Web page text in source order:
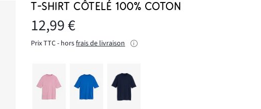
T-SHIRT CÔTELÉ 100% COTON
12,99 €
Prix TTC - horsfrais de livraison